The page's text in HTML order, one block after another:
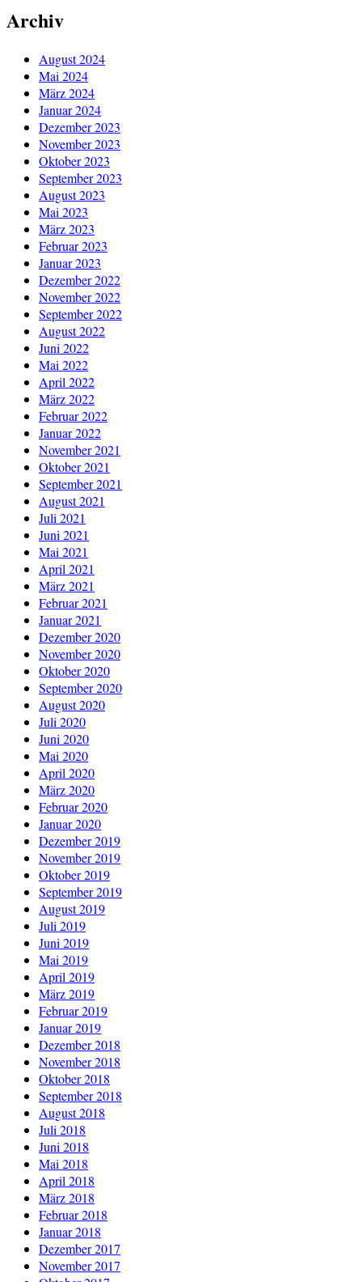
Archiv
August 2024
Mai 2024
März 2024
Januar 2024
Dezember 2023
November 2023
Oktober 2023
September 2023
August 2023
Mai 2023
März 2023
Februar 2023
Januar 2023
Dezember 2022
November 2022
September 2022
August 2022
Juni 2022
Mai 2022
April 2022
März 2022
Februar 2022
Januar 2022
November 2021
Oktober 2021
September 2021
August 2021
Juli 2021
Juni 2021
Mai 2021
April 2021
März 2021
Februar 2021
Januar 2021
Dezember 2020
November 2020
Oktober 2020
September 2020
August 2020
Juli 2020
Juni 2020
Mai 2020
April 2020
März 2020
Februar 2020
Januar 2020
Dezember 2019
November 2019
Oktober 2019
September 2019
August 2019
Juli 2019
Juni 2019
Mai 2019
April 2019
März 2019
Februar 2019
Januar 2019
Dezember 2018
November 2018
Oktober 2018
September 2018
August 2018
Juli 2018
Juni 2018
Mai 2018
April 2018
März 2018
Februar 2018
Januar 2018
Dezember 2017
November 2017